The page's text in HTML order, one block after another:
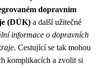
dopravním
(DÚK) a další užitečné
informace o dopravních
. Cestující se tak mohou
komplikacích a zvolit si